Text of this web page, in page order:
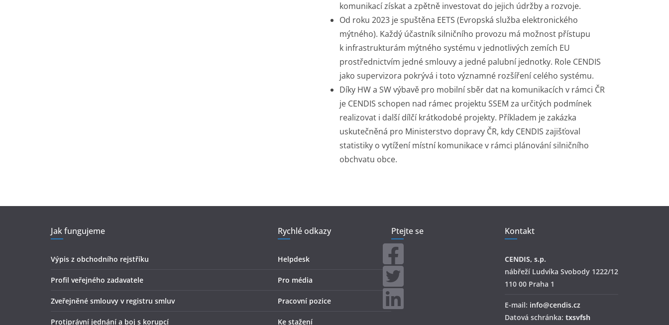
komunikací získat a zpětně investovat do jejich údržby a rozvoje.
Od roku 2023 je spuštěna EETS (Evropská služba elektronického
mýtného). Každý účastník silničního provozu má možnost přístupu
k infrastrukturám mýtného systému v jednotlivých zemích EU
prostřednictvím jedné smlouvy a jedné palubní jednotky. Role CENDIS
jako supervizora pokrývá i toto významné rozšíření celého systému.
Díky HW a SW výbavě pro mobilní sběr dat na komunikacích v rámci ČR
je CENDIS schopen nad rámec projektu SSEM za určitých podmínek
realizovat i další dílčí krátkodobé projekty. Příkladem je zakázka
uskutečněná pro Ministerstvo dopravy ČR, kdy CENDIS zajišťoval
statistiky o vytížení místní komunikace v rámci plánování silničního
obchvatu obce.
Jak fungujeme
Výpis z obchodního rejstříku
Profil veřejného zadavatele
Zveřejněné smlouvy v registru smluv
Protiprávní jednání a boj s korupcí
Rychlé odkazy
Helpdesk
Pro média
Pracovní pozice
Ke stažení
Ptejte se Kontakt
CENDIS, s.p.
nábřeží Ludvíka Svobody 1222/12
110 00 Praha 1
E-mail: info@cendis.cz
Datová schránka: txsvfsh